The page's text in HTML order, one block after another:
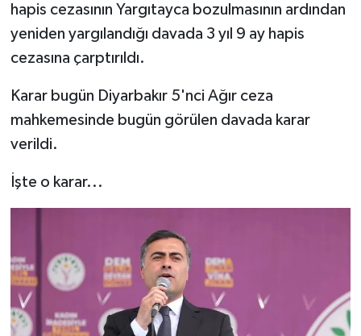
hapis cezasının Yargıtayca bozulmasının ardından
yeniden yargılandığı davada 3 yıl 9 ay hapis
cezasına çarptırıldı.
Karar bugün Diyarbakır 5'nci Ağır ceza
mahkemesinde bugün görülen davada karar
verildi.
İşte o karar...